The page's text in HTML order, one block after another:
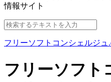
情報サイト
フリーソフトコンシェルジュ
フリーソフト